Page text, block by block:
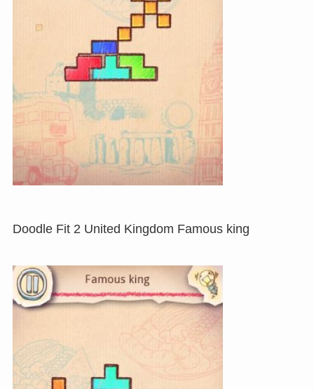
Doodle Fit 2 United Kingdom Famous king